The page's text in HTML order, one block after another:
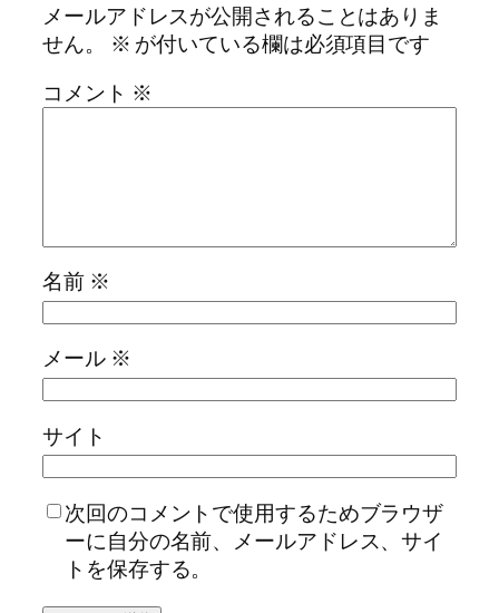
メールアドレスが公開されることはありま
せん。
※ が付いている欄は必須項目です
コメント ※
名前 ※
メール ※
サイト
次回のコメントで使用するためブラウザ
ーに自分の名前、メールアドレス、サイ
トを保存する。